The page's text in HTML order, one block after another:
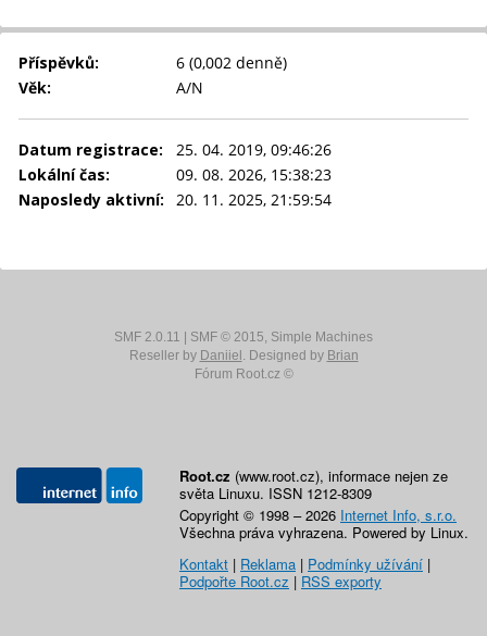
Příspěvků:
6 (0,002 denně)
Věk:
A/N
Datum registrace:
25. 04. 2019, 09:46:26
Lokální čas:
09. 08. 2026, 15:38:23
Naposledy aktivní:
20. 11. 2025, 21:59:54
SMF 2.0.11 SMF © 2015, Simple Machines
Reseller by Daniiel . Designed by Brian
Fórum Root.cz ©
Root.cz (www.root.cz), informace nejen ze
světa Linuxu. ISSN 1212-8309
Copyright © 1998 – 2026 Internet Info, s.r.o.
Všechna práva vyhrazena. Powered by Linux.
Kontakt | Reklama | Podmínky užívání |
Podpořte Root.cz | RSS exporty